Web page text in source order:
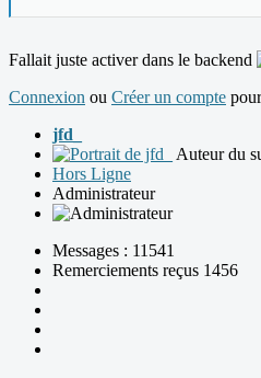
Fallait juste activer dans le backend
Connexion ou Créer un compte
jfd_
Auteur du
Hors Ligne
Administrateur
Messages : 11541
Remerciements reçus 1456